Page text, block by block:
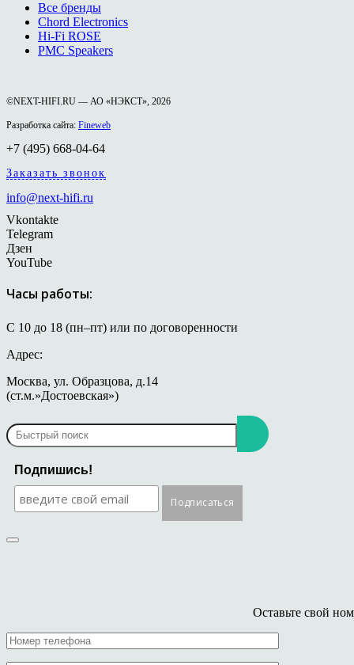
Все бренды
Chord Electronics
Hi-Fi ROSE
PMC Speakers
©NEXT-HIFI.RU — АО «НЭКСТ», 2026
Разработка сайта: Fineweb
+7 (495) 668-04-64
Заказать звонок
info@next-hifi.ru
Vkontakte
Telegram
Дзен
YouTube
Часы работы:
С 10 до 18 (пн–пт) или по договоренности
Адрес:
Москва, ул. Образцова, д.14
(ст.м.»Достоевская»)
Подпишись!
Оставьте свой